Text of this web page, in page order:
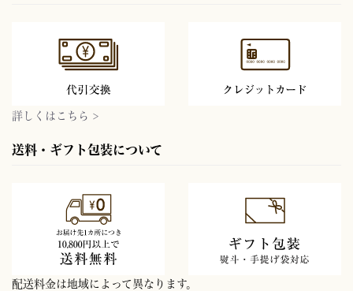
詳しくはこちら >
送料・ギフト包装について
配送料金は地域によって異なります。